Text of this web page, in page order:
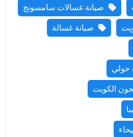
صيانة غسالات سامسونج
صيانة غسالة
حولي
الكويت